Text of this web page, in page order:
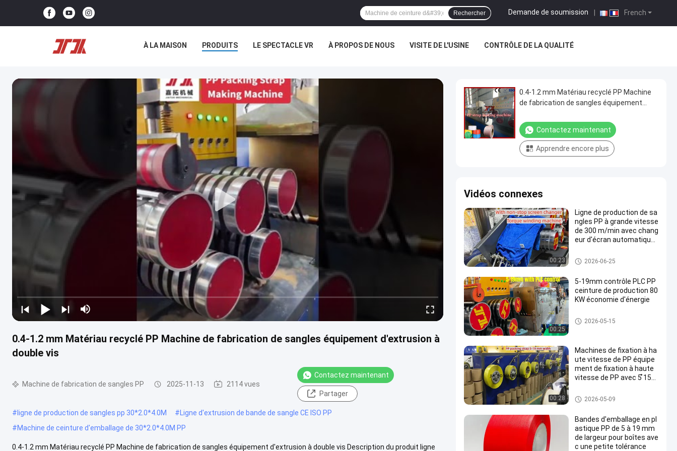
French
Demande de soumission
Rechercher
À LA MAISON PRODUITS LE SPECTACLE VR À PROPOS DE NOUS VISITE DE L'USINE CONTRÔLE DE LA QUALITÉ
0.4-1.2 mm Matériau recyclé PP Machine de fabrication de sangles équipement d'extrusion à
double vis
Machine de fabrication de sangles PP 2025-11-13 2114 vues
Contactez maintenant
Partager
#ligne de production de sangles pp 30*2.0*4.0M #Ligne d'extrusion de bande de sangle CE ISO PP
#Machine de ceinture d'emballage de 30*2.0*4.0M PP
0.4-1.2 mm Matériau recyclé PP Machine de fabrication de sangles équipement d'extrusion à double vis Description du produit ligne
0.4-1.2 mm Matériau recyclé PP Machine
de fabrication de sangles équipement
Contactez maintenant
Apprendre encore plus
Vidéos connexes
00:23
Ligne de production de sa
ngles PP à grande vitesse
de 300 m/min avec chang
eur d'écran automatique
indre
Machine de fabrication de san
gles PP
2026-06-25
00:25
5-19mm contrôle PLC PP
ceinture de production 80
KW économie d'énergie
Machine de fabrication de san
gles PP
2026-05-15
00:28
Machines de fixation à ha
ute vitesse de PP équipe
ment de fixation à haute
vitesse de PP avec 5 ̊15
emières de polypropylène
de PP
Machine de fabrication de san
gles PP
2026-05-09
Bandes d'emballage en pl
astique PP de 5 à 19 mm
de largeur pour boîtes ave
c une petite tolérance